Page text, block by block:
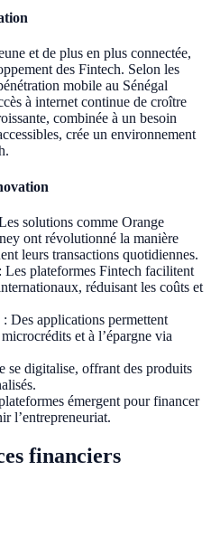
et de plus en plus connectée,
des Fintech. Selon les
mobile au Sénégal
à internet continue de croître
combinée à un besoin
crée un environnement
solutions comme Orange
ont révolutionné la manière
leurs transactions quotidiennes.
: Les plateformes Fintech facilitent
réduisant les coûts et
: Des applications permettent
et à l’épargne via
se digitalise, offrant des produits
émergent pour financer
l’entrepreneuriat.
financiers